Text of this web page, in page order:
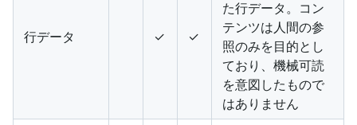
行データ ✓ ✓
た行データ。コン
テンツは人間の参
照のみを目的とし
ており、機械可読
を意図したもので
はありません